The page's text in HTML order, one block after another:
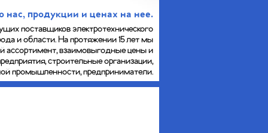
продукции и ценах на нее.
поставщиков электротехнического
и области. На протяжении 15 лет мы
ассортимент, взаимовыгодные цены и
строительные организации,
промышленности, предприниматели.